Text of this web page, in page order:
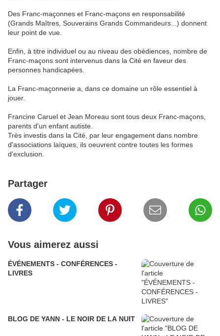
Des Franc-maçonnes et Franc-maçons en responsabilité
(Grands Maîtres, Souverains Grands Commandeurs...) donnent
leur point de vue.
Enfin, à titre individuel ou au niveau des obédiences, nombre de
Franc-maçons sont intervenus dans la Cité en faveur des
personnes handicapées.
La Franc-maçonnerie a, dans ce domaine un rôle essentiel à
jouer.
Francine Caruel et Jean Moreau sont tous deux Franc-maçons,
parents d'un enfant autiste.
Très investis dans la Cité, par leur engagement dans nombre
d'associations laïques, ils oeuvrent contre toutes les formes
d'exclusion.
Partager
Vous aimerez aussi
ÉVÉNEMENTS - CONFÉRENCES -
LIVRES
BLOG DE YANN - LE NOIR DE LA NUIT